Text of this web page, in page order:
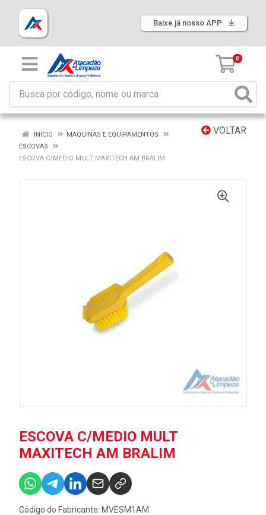
Baixe já nosso APP
0
VOLTAR
INÍCIO
MAQUINAS E EQUIPAMENTOS
ESCOVAS
ESCOVA C/MEDIO MULT MAXITECH AM BRALIM
ESCOVA C/MEDIO MULT
MAXITECH AM BRALIM
Código do Fabricante: MVESM1AM